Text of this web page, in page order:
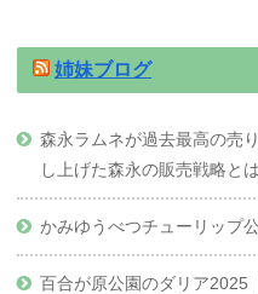
姉妹ブログ
森永ラムネが過去最高の売
し上げた森永の販売戦略とは
かみゆうべつチューリップ
百合が原公園のダリア2025